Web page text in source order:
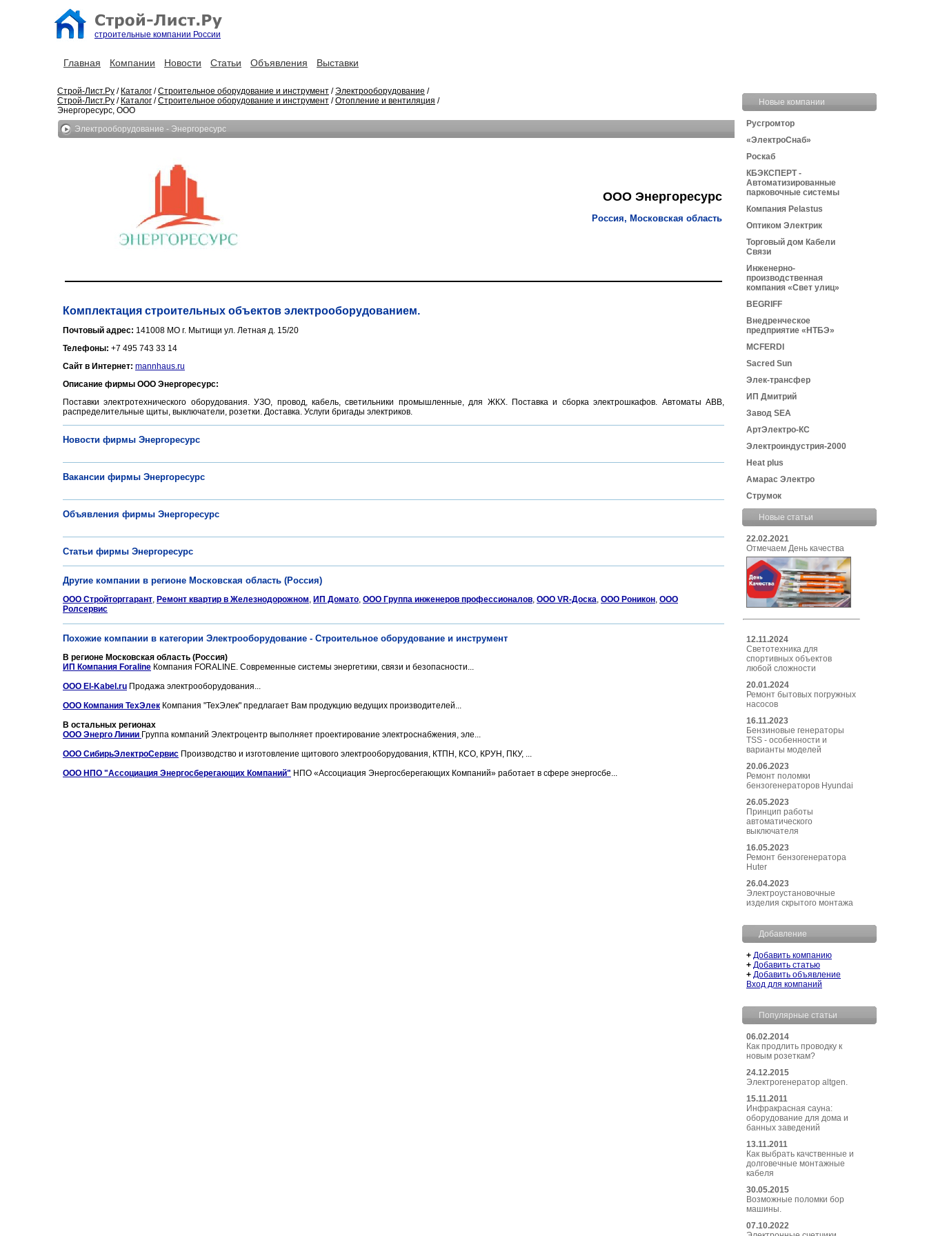
строительные компании России
Главная Компании Новости Статьи Объявления Выставки
Строй-Лист.Ру / Каталог /Строительное оборудование и инструмент /Электрооборудование /
Строй-Лист.Ру / Каталог /Строительное оборудование и инструмент /Отопление и вентиляция /
Энергоресурс, ООО
Электрооборудование - Энергоресурс
ООО Энергоресурс
Россия, Московская область
Комплектация строительных объектов электрооборудованием.
Почтовый адрес: 141008 МО г. Мытищи ул. Летная д. 15/20
Телефоны: +7 495 743 33 14
Сайт в Интернет: mannhaus.ru
Описание фирмы ООО Энергоресурс:
Поставки электротехнического оборудования. УЗО, провод, кабель, светильники промышленные, для ЖКХ. Поставка и сборка электрошкафов. Автоматы ABB,
распределительные щиты, выключатели, розетки. Доставка. Услуги бригады электриков.
Новости фирмы Энергоресурс
Вакансии фирмы Энергоресурс
Объявления фирмы Энергоресурс
Статьи фирмы Энергоресурс
Другие компании в регионе Московская область (Россия)
ООО Стройторггарант, Ремонт квартир в Железнодорожном, ИП Домато, ООО Группа инженеров профессионалов, ООО VR-Доска, ООО Роникон, ООО
Ролсервис
Похожие компании в категории Электрооборудование - Строительное оборудование и инструмент
В регионе Московская область (Россия)
ИП Компания Foraline Компания FORALINE. Современные системы энергетики, связи и безопасности...
ООО El-Kabel.ru Продажа электрооборудования...
ООО Компания ТехЭлек Компания "ТехЭлек" предлагает Вам продукцию ведущих производителей...
В остальных регионах
ООО Энерго Линии Группа компаний Электроцентр выполняет проектирование электроснабжения, эле...
ООО СибирьЭлектроСервис Производство и изготовление щитового электрооборудования, КТПН, КСО, КРУН, ПКУ, ...
ООО НПО "Ассоциация Энергосберегающих Компаний" НПО «Ассоциация Энергосберегающих Компаний» работает в сфере энергосбе...
Новые компании
Русгромтор
«ЭлектроСнаб»
Роскаб
КБЭКСПЕРТ -
Автоматизированные
парковочные системы
Компания Pelastus
Оптиком Электрик
Торговый дом Кабели
Связи
Инженерно-
производственная
компания «Свет улиц»
BEGRIFF
Внедренческое
предприятие «НТБЭ»
MCFERDI
Sacred Sun
Элек-трансфер
ИП Дмитрий
Завод SEA
АртЭлектро-КС
Электроиндустрия-2000
Heat plus
Амарас Электро
Струмок
Новые статьи
22.02.2021
Отмечаем День качества
12.11.2024
Светотехника для
спортивных объектов
любой сложности
20.01.2024
Ремонт бытовых погружных
насосов
16.11.2023
Бензиновые генераторы
TSS - особенности и
варианты моделей
20.06.2023
Ремонт поломки
бензогенераторов Hyundai
26.05.2023
Принцип работы
автоматического
выключателя
16.05.2023
Ремонт бензогенератора
Huter
26.04.2023
Электроустановочные
изделия скрытого монтажа
Добавление
+ Добавить компанию
+ Добавить статью
+ Добавить объявление
Вход для компаний
Популярные статьи
06.02.2014
Как продлить проводку к
новым розеткам?
24.12.2015
Электрогенератор altgen.
15.11.2011
Инфракрасная сауна:
оборудование для дома и
банных заведений
13.11.2011
Как выбрать качственные и
долговечные монтажные
кабеля
30.05.2015
Возможные поломки бор
машины.
07.10.2022